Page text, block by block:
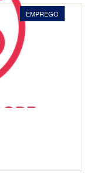
EMPREGO